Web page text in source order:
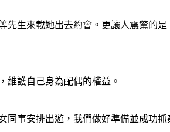
生來載她出去約會。更讓人震驚的
維護自己身為配偶的權益。
事安排出遊，我們做好準備並成功抓